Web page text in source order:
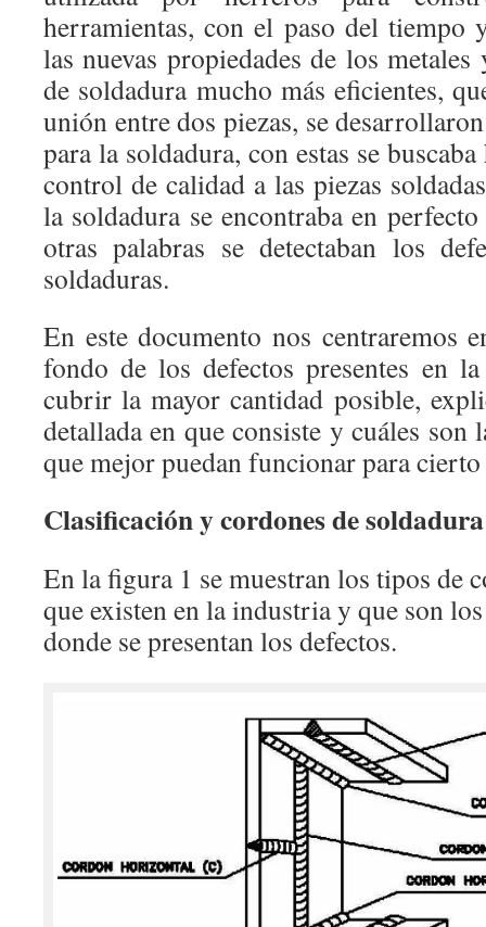
herramientas, con el paso del tiempo
las nuevas propiedades de los
de soldadura mucho más eficientes,
unión entre dos piezas, se
para la soldadura, con estas se
control de calidad a las piezas
la soldadura se encontraba en
otras palabras se detectaban los
soldaduras.
En este documento nos centraremos
fondo de los defectos presentes en
cubrir la mayor cantidad posible,
detallada en que consiste y cuáles son
que mejor puedan funcionar para
Clasificación y cordones de soldadura
En la figura 1 se muestran los tipos de
que existen en la industria y que son
donde se presentan los defectos.